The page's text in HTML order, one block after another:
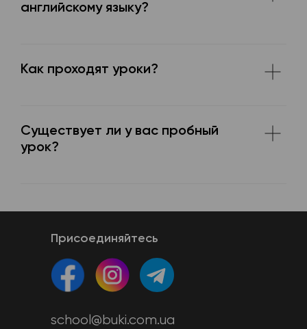
английскому языку?
Как проходят уроки?
Существует ли у вас пробный
урок?
Присоединяйтесь
school@buki.com.ua